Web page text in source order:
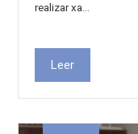
realizar xa…
Leer